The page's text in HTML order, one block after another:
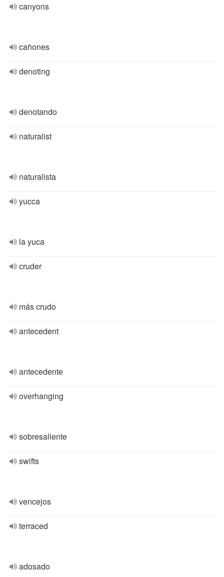
canyons
cañones
denoting
denotando
naturalist
naturalista
yucca
la yuca
cruder
más crudo
antecedent
antecedente
overhanging
sobresaliente
swifts
vencejos
terraced
adosado